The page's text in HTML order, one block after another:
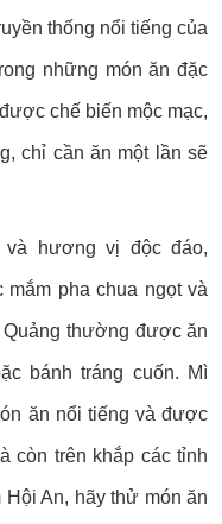
thống nổi tiếng của
những món ăn đặc
chế biến mộc mạc,
chỉ cần ăn một lần sẽ
và hương vị độc đáo,
pha chua ngọt và
thường được ăn
bánh tráng cuốn. Mì
ăn nổi tiếng và được
còn trên khắp các tỉnh
An, hãy thử món ăn